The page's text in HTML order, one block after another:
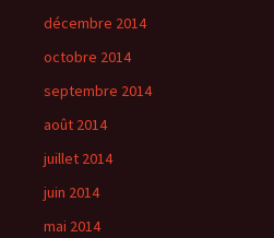
décembre 2014
octobre 2014
septembre 2014
août 2014
juillet 2014
juin 2014
mai 2014